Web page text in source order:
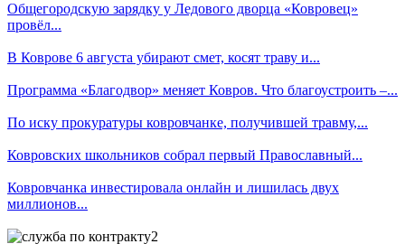
Общегородскую зарядку у Ледового дворца «Ковровец»
провёл...
В Коврове 6 августа убирают смет, косят траву и...
Программа «Благодвор» меняет Ковров. Что благоустроить –...
По иску прокуратуры ковровчанке, получившей травму,...
Ковровских школьников собрал первый Православный...
Ковровчанка инвестировала онлайн и лишилась двух
миллионов...